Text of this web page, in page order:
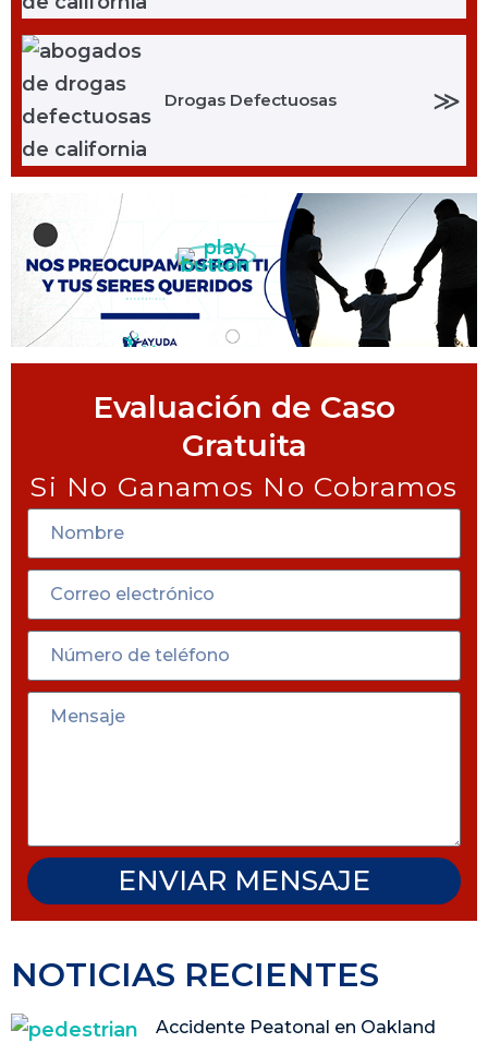
Drogas Defectuosas ≫
Evaluación de Caso
Gratuita
Si No Ganamos No Cobramos
ENVIAR MENSAJE
NOTICIAS RECIENTES
Accidente Peatonal en Oakland